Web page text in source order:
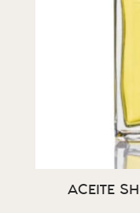
ACEITE